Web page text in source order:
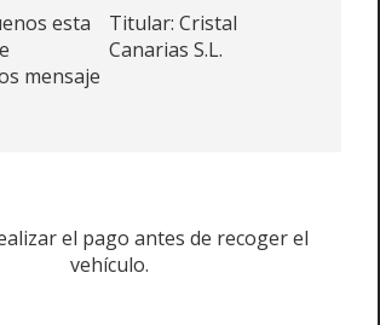
esta
mensaje
Titular: Cristal
Canarias S.L.
el pago antes de recoger el
vehículo.